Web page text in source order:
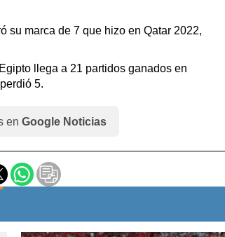
su marca de 7 que hizo en Qatar 2022,
llega a 21 partidos ganados en
5.
en Google Noticias